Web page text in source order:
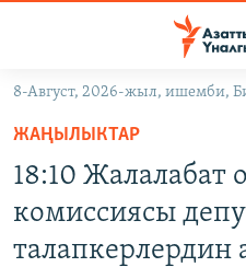
Навигацияга
өтүңүз
салыңыз
8-Август, 2026-жыл, ишемби,
ЖАҢЫЛЫКТАР
18:10 Жалалабат
комиссиясы